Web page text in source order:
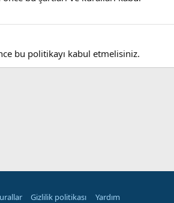
bu politikayı kabul etmelisiniz.
Gizlilik politikası
Yardım